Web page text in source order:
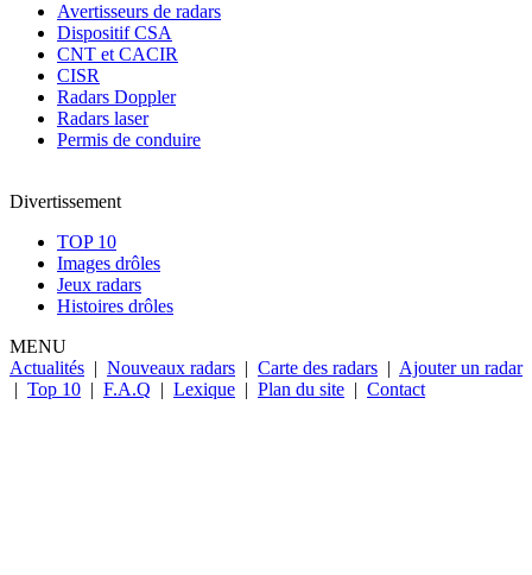
Avertisseurs de radars
Dispositif CSA
CNT et CACIR
CISR
Radars Doppler
Radars laser
Permis de conduire
Divertissement
TOP 10
Images drôles
Jeux radars
Histoires drôles
MENU
Actualités | Nouveaux radars | Carte des radars | Ajouter un radar
| Top 10 | F.A.Q | Lexique | Plan du site | Contact